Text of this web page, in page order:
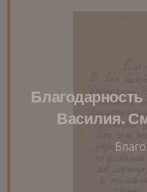
Василия.